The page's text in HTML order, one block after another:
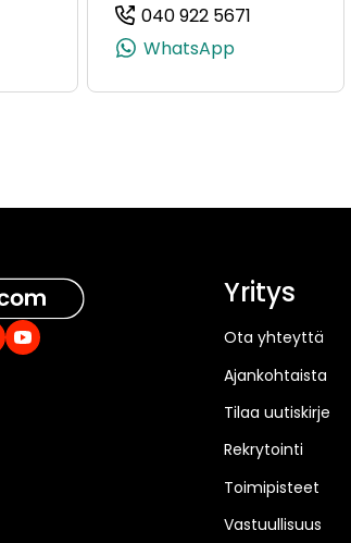
(+358504792386, 0504792386, +358 50
040 922 5671
WhatsApp
Yritys
Ota yhteyttä
Ajankohtaista
Tilaa uutiskirje
Rekrytointi
Toimipisteet
Vastuullisuus